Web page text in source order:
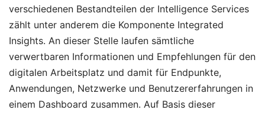
verschiedenen Bestandteilen der Intelligence Services
zählt unter anderem die Komponente Integrated
Insights. An dieser Stelle laufen sämtliche
verwertbaren Informationen und Empfehlungen für den
digitalen Arbeitsplatz und damit für Endpunkte,
Anwendungen, Netzwerke und Benutzererfahrungen in
einem Dashboard zusammen. Auf Basis dieser